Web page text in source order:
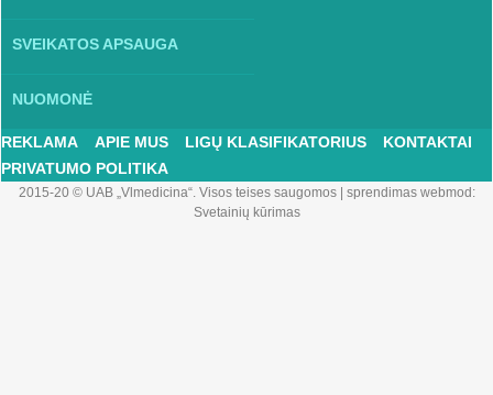
SVEIKATOS APSAUGA
NUOMONĖ
REKLAMA APIE MUS LIGŲ KLASIFIKATORIUS
KONTAKTAI
PRIVATUMO POLITIKA
2015-20 © UAB „Vlmedicina“. Visos teises saugomos| sprendimas webmod:
Svetainių kūrimas